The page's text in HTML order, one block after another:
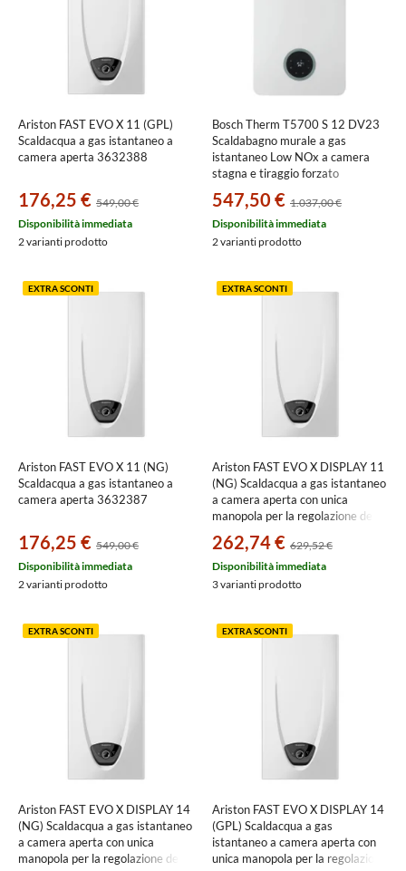
bagno,
climatizzatori
e
caldaie
Ariston FAST EVO X 11 (GPL)
Scaldacqua a gas istantaneo a
camera aperta 3632388
176,25 € 549,00 €
Disponibilità immediata
2 varianti prodotto
Bosch Therm T5700 S 12 DV23
Scaldabagno murale a gas
istantaneo Low NOx a camera
stagna e tiraggio forzato
547,50 € 1.037,00 €
Disponibilità immediata
2 varianti prodotto
EXTRA SCONTI
Ariston FAST EVO X 11 (NG)
Scaldacqua a gas istantaneo a
camera aperta 3632387
176,25 € 549,00 €
Disponibilità immediata
2 varianti prodotto
EXTRA SCONTI
Ariston FAST EVO X DISPLAY 11
(NG) Scaldacqua a gas istantaneo
a camera aperta con unica
manopola per la regolazione della
display digitale 3632391
262,74 € 629,52 €
Disponibilità immediata
3 varianti prodotto
EXTRA SCONTI
Ariston FAST EVO X DISPLAY 14
(NG) Scaldacqua a gas istantaneo
a camera aperta con unica
manopola per la regolazione della
EXTRA SCONTI
Ariston FAST EVO X DISPLAY 14
(GPL) Scaldacqua a gas
istantaneo a camera aperta con
unica manopola per la regolazione